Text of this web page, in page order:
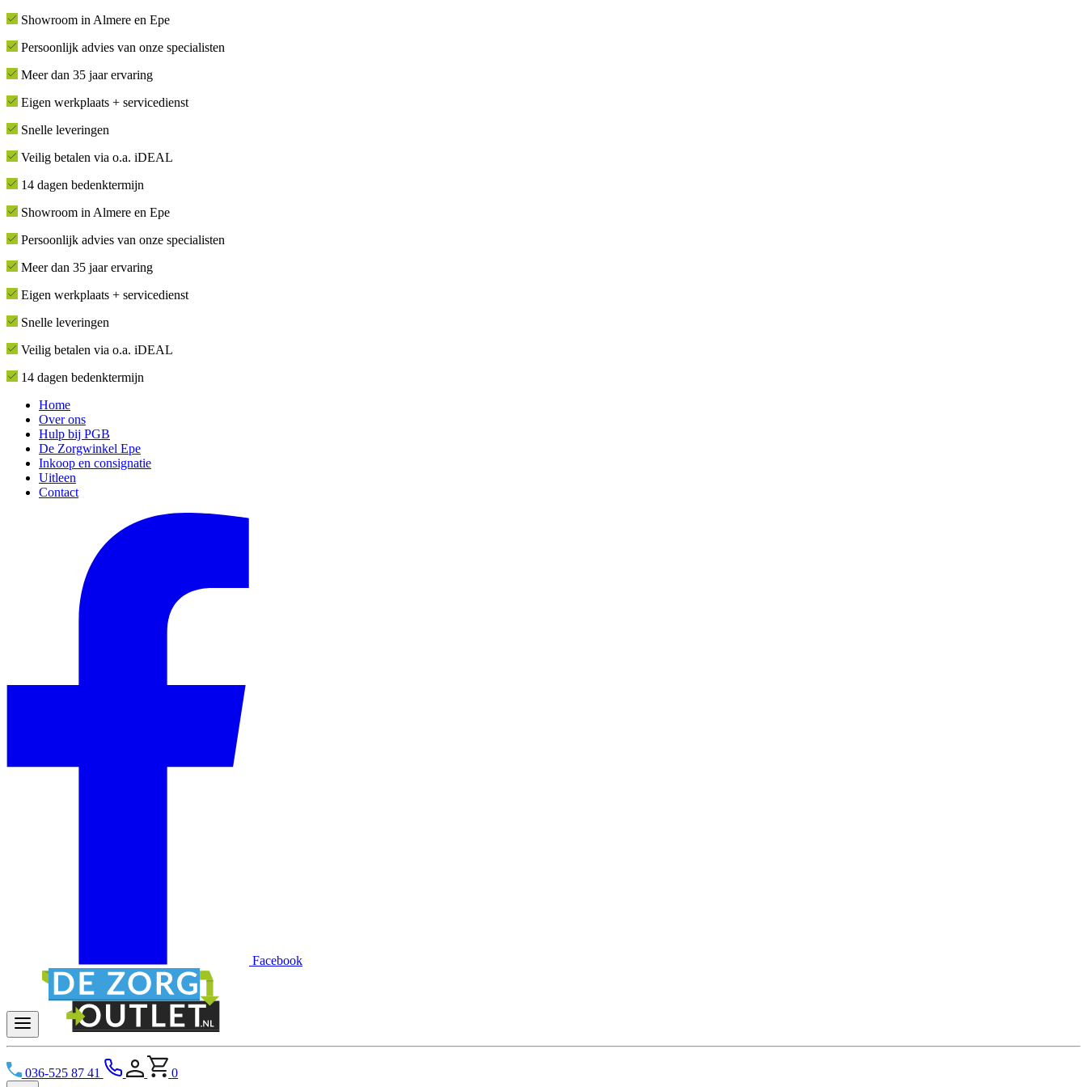
Showroom in Almere en Epe
Persoonlijk advies van onze specialisten
Meer dan 35 jaar ervaring
Eigen werkplaats + servicedienst
Snelle leveringen
Veilig betalen via o.a. iDEAL
14 dagen bedenktermijn
Showroom in Almere en Epe
Persoonlijk advies van onze specialisten
Meer dan 35 jaar ervaring
Eigen werkplaats + servicedienst
Snelle leveringen
Veilig betalen via o.a. iDEAL
14 dagen bedenktermijn
Home
Over ons
Hulp bij PGB
De Zorgwinkel Epe
Inkoop en consignatie
Uitleen
Contact
Facebook
036-525 87 41 0